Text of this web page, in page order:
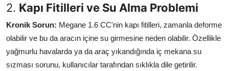
2. Kapı Fitilleri ve Su Alma Problemi
Kronik Sorun: Megane 1.6 CC'nin kapı fitilleri, zamanla deforme
olabilir ve bu da aracın içine su girmesine neden olabilir. Özellikle
yağmurlu havalarda ya da araç yıkandığında iç mekana su
sızması sorunu, kullanıcılar tarafından sıklıkla dile getirilir.